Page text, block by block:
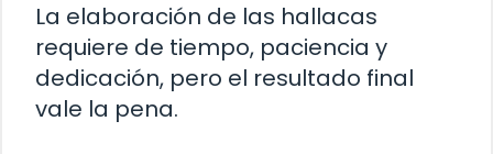
La elaboración de las hallacas
requiere de tiempo, paciencia y
dedicación, pero el resultado final
vale la pena.